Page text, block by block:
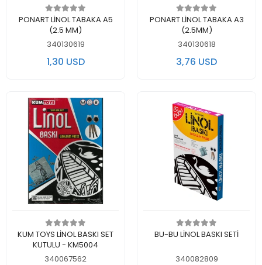
Add to cart
PONART LİNOL TABAKA A5
(2.5 MM)
340130619
1,30 USD
Add to cart
PONART LİNOL TABAKA A3
(2.5MM)
340130618
3,76 USD
Add to cart
KUM TOYS LİNOL BASKI SET
KUTULU - KM5004
340067562
Add to cart
BU-BU LİNOL BASKI SETİ
340082809